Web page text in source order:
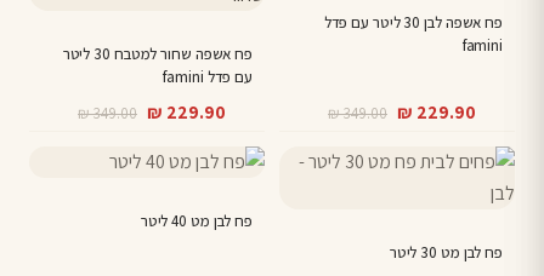
האפשרויות
בעמוד
בעמוד
המוצר
פח אשפה לבן 30 ליטר עם פדל
famini
₪349.00
המחיר
היה:
₪ 229.90
המחיר
הוא:
פח אשפה שחור למטבח 30 ליטר
עם פדל famini
₪349.00
המחיר
היה:
₪ 229.90
המחיר
הוא:
פח לבן מט 30 ליטר
פח לבן מט 40 ליטר